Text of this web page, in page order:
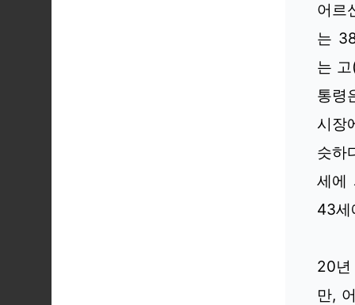
어르
는
는
통령
시장
슷하
세에
43세
20년
만,